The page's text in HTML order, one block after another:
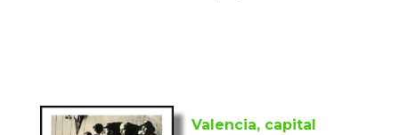
Valencia, capital